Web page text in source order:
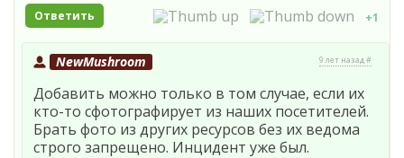
Ответить +1
NewMushroom 9 лет назад #
Добавить можно только в том случае, если их
кто-то сфотографирует из наших посетителей.
Брать фото из других ресурсов без их ведома
строго запрещено. Инцидент уже был.